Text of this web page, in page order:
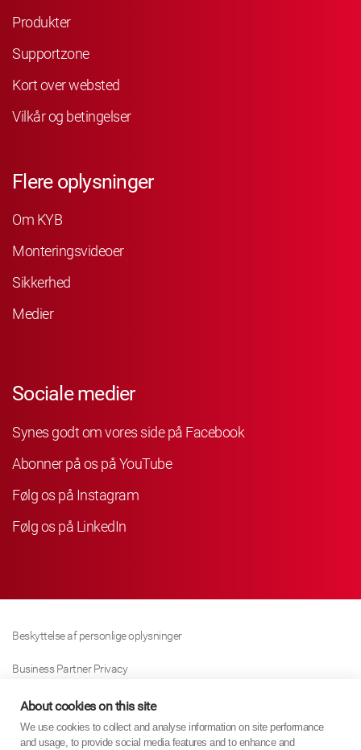
Produkter
Supportzone
Kort over websted
Vilkår og betingelser
Flere oplysninger
Om KYB
Monteringsvideoer
Sikkerhed
Medier
Sociale medier
Synes godt om vores side på Facebook
Abonner på os på YouTube
Følg os på Instagram
Følg os på LinkedIn
Beskyttelse af personlige oplysninger
Business Partner Privacy
Cookie Politik
Modern Slavery Act Policy
About cookies on this site
We use cookies to collect and analyse information on site performance
and usage, to provide social media features and to enhance and